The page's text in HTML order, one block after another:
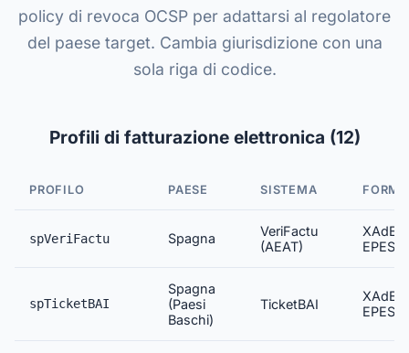
policy di revoca OCSP per adattarsi al regolatore
del paese target. Cambia giurisdizione con una
sola riga di codice.
Profili di fatturazione elettronica (12)
PROFILO PAESE SISTEMA
spVeriFactu Spagna
VeriFactu
(AEAT)
EPES
spTicketBAI
Spagna
(Paesi
Baschi)
TicketBAI
EPES